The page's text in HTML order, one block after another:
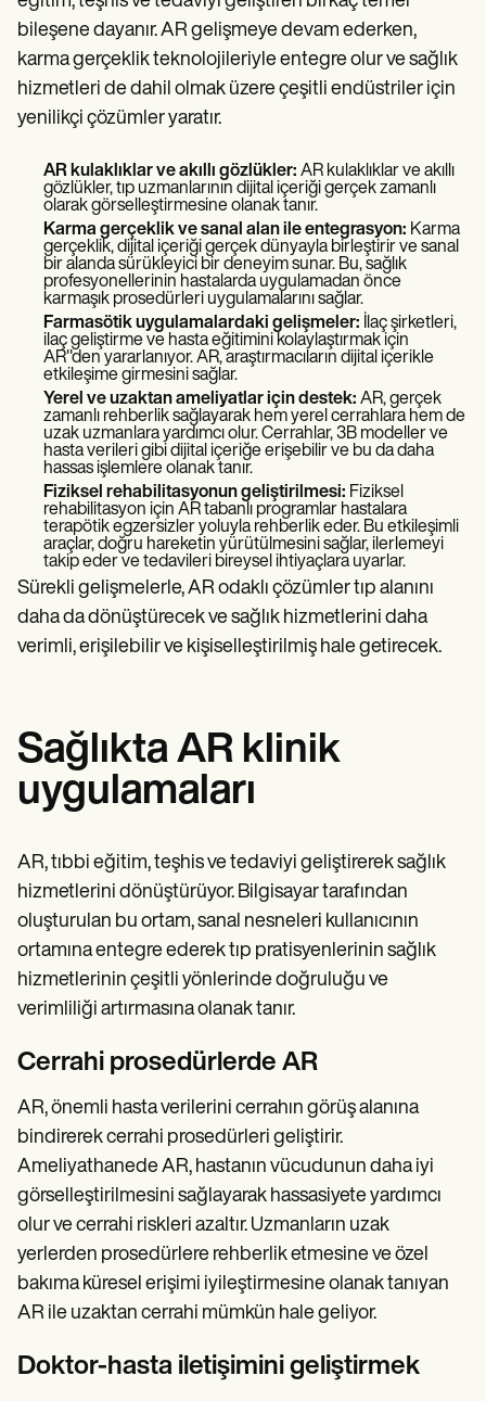
bileşene dayanır. AR gelişmeye devam ederken,
karma gerçeklik teknolojileriyle entegre olur ve sağlık
hizmetleri de dahil olmak üzere çeşitli endüstriler için
yenilikçi çözümler yaratır.
AR kulaklıklar ve akıllı gözlükler: AR kulaklıklar ve akıllı
gözlükler, tıp uzmanlarının dijital içeriği gerçek zamanlı
olarak görselleştirmesine olanak tanır.
Karma gerçeklik ve sanal alan ile entegrasyon: Karma
gerçeklik, dijital içeriği gerçek dünyayla birleştirir ve sanal
bir alanda sürükleyici bir deneyim sunar. Bu, sağlık
profesyonellerinin hastalarda uygulamadan önce
karmaşık prosedürleri uygulamalarını sağlar.
Farmasötik uygulamalardaki gelişmeler:
İlaç şirketleri,
ilaç geliştirme ve hasta eğitimini kolaylaştırmak için
AR"den yararlanıyor. AR, araştırmacıların dijital içerikle
etkileşime girmesini sağlar.
Yerel ve uzaktan ameliyatlar için destek: AR, gerçek
zamanlı rehberlik sağlayarak hem yerel cerrahlara hem de
uzak uzmanlara yardımcı olur. Cerrahlar, 3B modeller ve
hasta verileri gibi dijital içeriğe erişebilir ve bu da daha
hassas işlemlere olanak tanır.
Fiziksel rehabilitasyonun geliştirilmesi: Fiziksel
rehabilitasyon için AR tabanlı programlar hastalara
terapötik egzersizler yoluyla rehberlik eder. Bu etkileşimli
araçlar, doğru hareketin yürütülmesini sağlar, ilerlemeyi
takip eder ve tedavileri bireysel ihtiyaçlara uyarlar.
Sürekli gelişmelerle, AR odaklı çözümler tıp alanını
daha da dönüştürecek ve sağlık hizmetlerini daha
verimli, erişilebilir ve kişiselleştirilmiş hale getirecek.
Sağlıkta AR klinik
uygulamaları
AR, tıbbi eğitim, teşhis ve tedaviyi geliştirerek sağlık
hizmetlerini dönüştürüyor. Bilgisayar tarafından
oluşturulan bu ortam, sanal nesneleri kullanıcının
ortamına entegre ederek tıp pratisyenlerinin sağlık
hizmetlerinin çeşitli yönlerinde doğruluğu ve
verimliliği artırmasına olanak tanır.
Cerrahi prosedürlerde AR
AR, önemli hasta verilerini cerrahın görüş alanına
bindirerek cerrahi prosedürleri geliştirir.
Ameliyathanede AR, hastanın vücudunun daha iyi
görselleştirilmesini sağlayarak hassasiyete yardımcı
olur ve cerrahi riskleri azaltır. Uzmanların uzak
yerlerden prosedürlere rehberlik etmesine ve özel
bakıma küresel erişimi iyileştirmesine olanak tanıyan
AR ile uzaktan cerrahi mümkün hale geliyor.
Doktor-hasta iletişimini geliştirmek